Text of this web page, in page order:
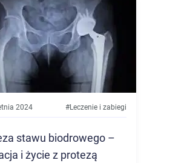
2024 #Leczenie i zabiegi
stawu biodrowego –
i życie z protezą